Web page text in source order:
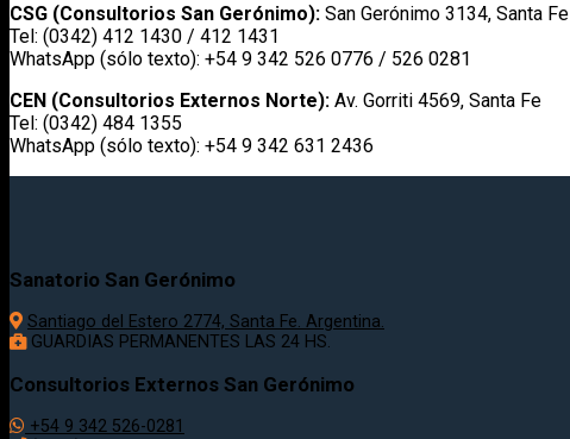
CSG (Consultorios San Gerónimo): San Gerónimo 3134, Santa Fe
Tel: (0342) 412 1430 / 412 1431
WhatsApp (sólo texto): +54 9 342 526 0776 / 526 0281
CEN (Consultorios Externos Norte): Av. Gorriti 4569, Santa Fe
Tel: (0342) 484 1355
WhatsApp (sólo texto): +54 9 342 631 2436
Sanatorio San Gerónimo
Santiago del Estero 2774, Santa Fe. Argentina.
GUARDIAS PERMANENTES LAS 24 HS.
Consultorios Externos San Gerónimo
+54 9 342 526-0281